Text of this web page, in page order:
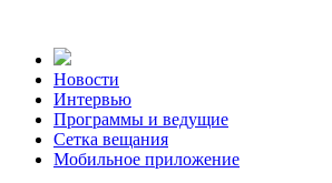
Новости
Интервью
Программы и ведущие
Сетка вещания
Мобильное приложение